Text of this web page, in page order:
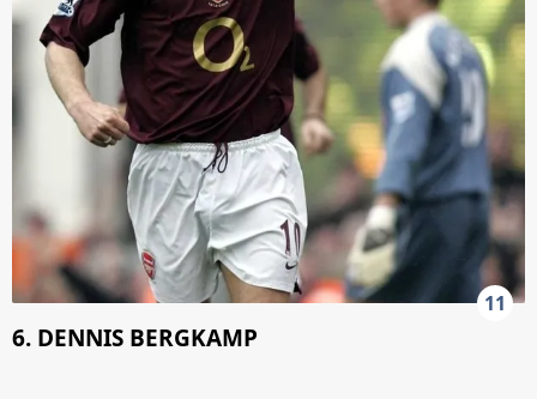
11
6. DENNIS BERGKAMP